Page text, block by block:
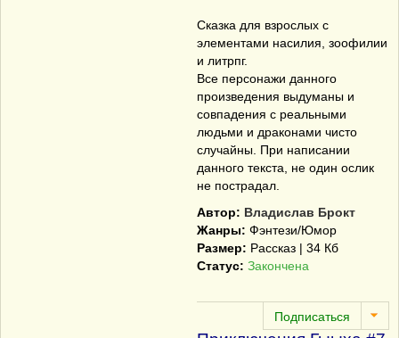
Сказка для взрослых с
элементами насилия, зоофилии
и литрпг.
Все персонажи данного
произведения выдуманы и
совпадения с реальными
людьми и драконами чисто
случайны. При написании
данного текста, не один ослик
не пострадал.
Автор: Владислав Брокт
Жанры: Фэнтези/Юмор
Размер: Рассказ | 34 Кб
Статус: Закончена